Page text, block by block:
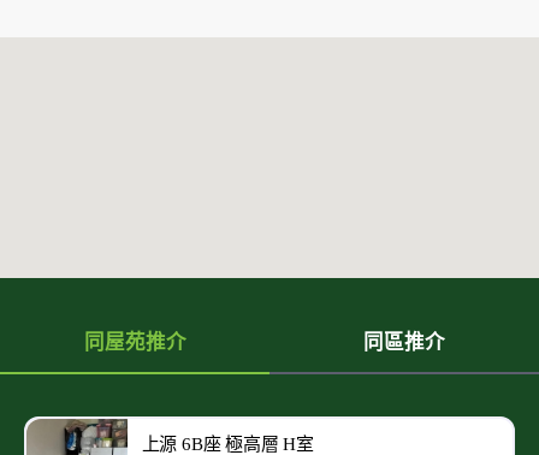
同屋苑推介 同區推介
上源 6B座 極高層 H室